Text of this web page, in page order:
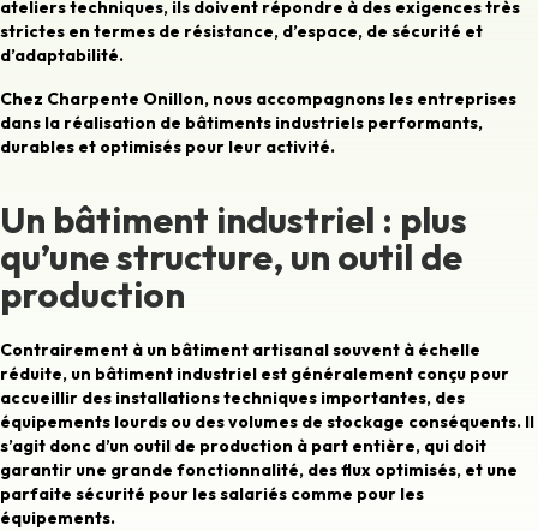
ateliers techniques, ils doivent répondre à des exigences très
strictes en termes de résistance, d’espace, de sécurité et
d’adaptabilité.
Chez Charpente Onillon, nous accompagnons les entreprises
dans la réalisation de bâtiments industriels performants,
durables et optimisés pour leur activité.
Un bâtiment industriel : plus
qu’une structure, un outil de
production
Contrairement à un bâtiment artisanal souvent à échelle
réduite, un bâtiment industriel est généralement conçu pour
accueillir des installations techniques importantes, des
équipements lourds ou des volumes de stockage conséquents. Il
s’agit donc d’un outil de production à part entière, qui doit
garantir une grande fonctionnalité, des flux optimisés, et une
parfaite sécurité pour les salariés comme pour les
équipements.